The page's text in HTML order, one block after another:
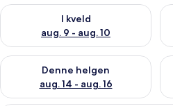
I kveld
aug. 9 - aug. 10
Sjekk tilgjengelighet for i kveld,
Denne helgen
aug. 14 - aug. 16
Sjekk tilgjengelighet for denne